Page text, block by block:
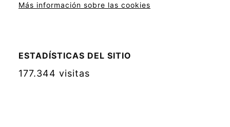
Más información sobre las cookies
ESTADÍSTICAS DEL SITIO
177.344 visitas